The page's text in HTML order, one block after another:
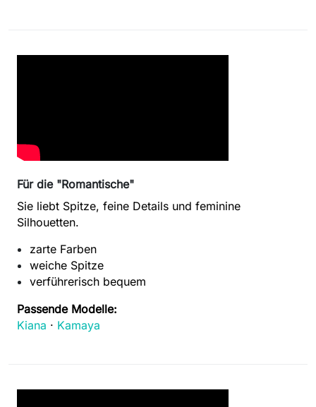
Für die "Romantische"
Sie liebt Spitze, feine Details und feminine
Silhouetten.
zarte Farben
weiche Spitze
verführerisch bequem
Passende Modelle:
Kiana · Kamaya